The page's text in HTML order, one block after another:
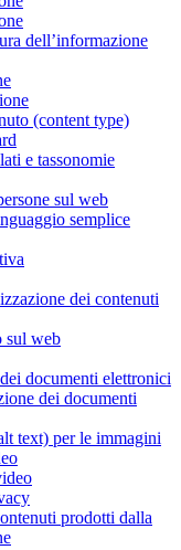
dell’informazione
(content type)
e tassonomie
sul web
semplice
dei contenuti
sul web
documenti elettronici
dei documenti
text) per le immagini
prodotti dalla